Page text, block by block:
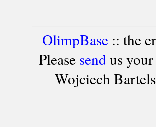
OlimpBase:: the
Please sendus your
Wojciech